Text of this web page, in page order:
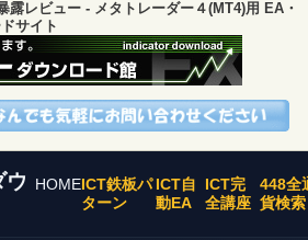
露レビュー - メタトレーダー４(MT4)用 EA・
サイト
ウ
HOMEICT鉄板パ
ターン
ICT自
動EA
ICT完
全講座
448全
貨検索